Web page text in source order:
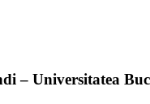
– Universitatea